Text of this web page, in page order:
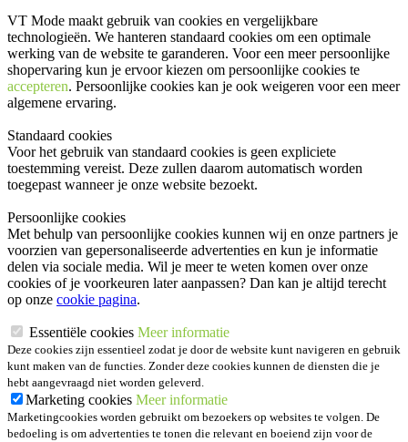
VT Mode maakt gebruik van cookies en vergelijkbare
technologieën. We hanteren standaard cookies om een optimale
werking van de website te garanderen. Voor een meer persoonlijke
shopervaring kun je ervoor kiezen om persoonlijke cookies te
accepteren. Persoonlijke cookies kan je ook weigeren voor een meer
algemene ervaring.
Standaard cookies
Voor het gebruik van standaard cookies is geen expliciete
toestemming vereist. Deze zullen daarom automatisch worden
toegepast wanneer je onze website bezoekt.
Persoonlijke cookies
Met behulp van persoonlijke cookies kunnen wij en onze partners je
voorzien van gepersonaliseerde advertenties en kun je informatie
delen via sociale media. Wil je meer te weten komen over onze
cookies of je voorkeuren later aanpassen? Dan kan je altijd terecht
op onze cookie pagina.
Essentiële cookies Meer informatie
Deze cookies zijn essentieel zodat je door de website kunt navigeren en gebruik
kunt maken van de functies. Zonder deze cookies kunnen de diensten die je
hebt aangevraagd niet worden geleverd.
Marketing cookies Meer informatie
Marketingcookies worden gebruikt om bezoekers op websites te volgen. De
bedoeling is om advertenties te tonen die relevant en boeiend zijn voor de